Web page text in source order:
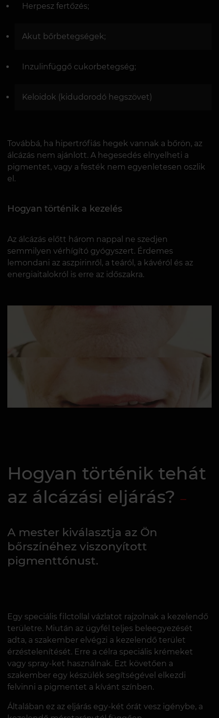
Herpesz fertőzés;
Akut bőrbetegségek;
Inzulinfüggő cukorbetegség;
Keloidok (kidudorodó hegszövet)
Továbbá, ha hipertrófiás hegek vannak a bőrön, az
álcázás nem ajánlott. A hegesedés elnyelheti a
pigmentet, vagy a festék nem egyenletesen oszlik
el.
Hogyan történik a kezelés
Az álcázás előtt három nappal ne szedjen
semmilyen vérhígító gyógyszert. Érdemes
lemondani az aszpirinről, a teáról, a kávéról és az
energiaitalokról is erre az időszakra.
Hogyan történik tehát
az álcázási eljárás?
A mester kiválasztja az Ön
bőrszínéhez viszonyított
pigmenttónust.
Egy speciális filctollal vázlatot rajzolnak a kezelendő
területre. Miután az ügyfél teljes beleegyezését
adta, a szakember elvégzi a kezelendő terület
érzéstelenítését. Erre a célra speciális krémeket
vagy spray-ket használnak. Ezt követően a
szakember egy készülék segítségével elkezdi
felvinni a pigmentet a kívánt színben.
Általában ez az eljárás egy-két órát vesz igénybe, a